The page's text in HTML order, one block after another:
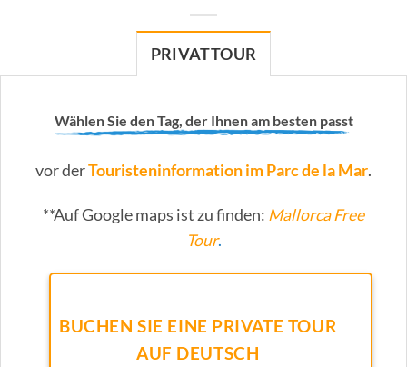
PRIVATTOUR
Wählen Sie den Tag, der Ihnen am besten passt
vor derTouristeninformation im Parc de la Mar.
**Auf Google maps ist zu finden: Mallorca Free
Tour.
BUCHEN SIE EINE PRIVATE TOUR
AUF DEUTSCH